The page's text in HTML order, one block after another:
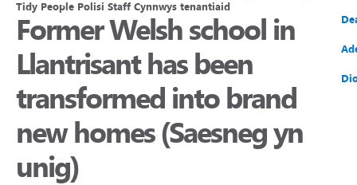
Tidy People Polisi Staff Cynnwys tenantiaid
Former Welsh school in
Llantrisant has been
transformed into brand
new homes (Saesneg yn
unig)